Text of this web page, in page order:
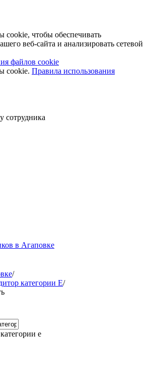
чтобы обеспечивать
веб-сайта и анализировать сетевой
файлов cookie
cookie. Правила использования
сотрудника
в Агаповке
/
категории Е/
е